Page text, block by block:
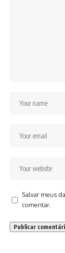
Salvar meus
comentar.